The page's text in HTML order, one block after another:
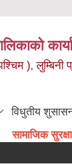
), लुम्बिनी
विधुतीय
सामाजिक